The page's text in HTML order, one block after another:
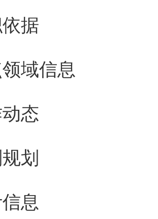
据
域信息
态
划
息